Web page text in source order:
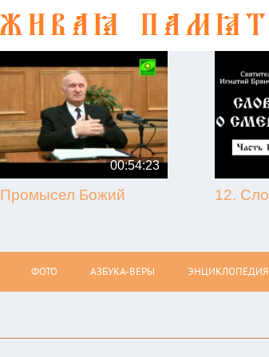
00:54:23
Промысел Божий
ФОТО АЗБУКА-ВЕРЫ ЭНЦИКЛОПЕДИЯ